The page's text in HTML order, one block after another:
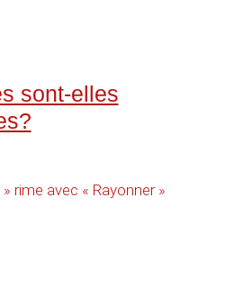
sont-elles